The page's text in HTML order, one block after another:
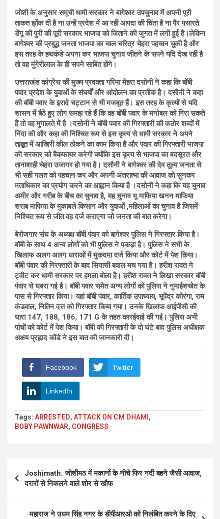
जोशी के अनुसार समूची धामी सरकार ने बागेश्वर उपचुनाव में अपनी पूरी
ताकत झोंक दी है ना उन्हें प्रदेश में आ रही आपदा की चिंता है ना पैर पसारते
डेंगू की पुरी की पूरी सरकार भाजपा को जिताने की जुगत में लगी हुई है।लेकिन
बागेश्वर की प्रबुद्ध जनता भाजपा का चाल चरित्र चेहरा पहचान चुकी है और
इस तरह के हथकंडे अपना कर भाजपा चुनाव जीतने के सपने यदि देख रही है
तो वह मुंगेरीलाल के ही सपने साबित होंगे।
उत्तराखंड कांग्रेस की मुख्य प्रवक्ता गरिमा मेहरा दसोनी ने कहा कि बॉबी
पवार प्रदेश के युवाओं के संघर्षों और आंदोलन का प्रतीक है। दसौनी ने कहा
की बॉबी पवार के इरादे चट्टान से भी मजबूत हैं। इस तरह के कृत्यों से यदि
शासन में बैठे हुए लोग समझ रहे हैं कि वह बॉबी पवार के मनोबल को गिरा सकते
हैं तो वह मुगालते में है ।दसोनी ने बॉबी पवार की गिरफ्तारी की कठोर शब्दों में
निंदा की और कहा की निश्चित रूप से इस कृत्य से धामी सरकार ने अपने
ताबूत में आखिरी कील ठोकने का काम किया है और पवार की गिरफ्तारी भाजपा
की सरकार को बैकफायर करेगी क्योंकि इस कृत्य से भाजपा का बदसूरत और
तानाशाही चेहरा उजागर हो गया है। दसौनी ने बागेश्वर की देव तुल्य जनता से
भी सही गलत को पहचान कर और अपनी अंतरात्मा की आवाज को सुनकर
मताधिकार का प्रयोग करने का आह्वान किया है ।दसोनी ने कहा कि यह चुनाव
अमीर और गरीब के बीच का चुनाव है, यह चुनाव भू माफिया खनन माफिया
शराब माफिया के मुकाबले किसान और युवाओं ,महिलाओं का चुनाव है जिसमें
निश्चित रूप से जीत वह दर्ज कराएगा जो जनता की बात करेगा।
बेरोजगार संघ के अध्यक्ष बॉबी पंवार को बागेश्वर पुलिस ने गिरफ्तार किया है।
बॉबी के साथ 4 अन्य लोगों को भी पुलिस ने पकड़ा है। पुलिस ने सभी के
खिलाफ अलग अलग धाराओं में मुकदमा दर्ज किया और कोर्ट में पेश किया।
बॉबी पंवार की गिरफ्तारी के बाद सियासी बवाल मच गया है। हरीश रावत ने
ट्वीट कर धामी सरकार पर हमला बोला है। हरीश रावत ने लिखा सरकार बॉबी
पंवार से घबरा गई है। बॉबी पवार समेत अन्य लोगों को पुलिस ने नुमाईशखेत के
पास से गिरफ्तार किया। यहां बॉबी पंवार, कार्तिक उपाध्याय, भूपेंद्र कोरंगा, राम
कंडवाल, नितिन दत्त को गिरफ्तार किया गया। उनके खिलाफ आईपीसी की
धारा 147, 188, 186, 171 G के तहत कारईवाई की गई। पुलिस अभी
पांचों को कोर्ट में पेश किया। बॉबी की गिरफ्तारी के दो घंटे बाद पुलिस अधीक्षक
अक्षय प्रह्लाद कोंडे ने इस बात की जानकारी दी।
Facebook Twitter
LinkedIn
Tags: ARRESTED, ATTACK ON CM DHAMI ,
BOBY PAWNWAR, CONGRESS
navigation
Joshimath: जोशीमठ में मकानों के नीचे फिर नदी बहने जैसी आवाज,
दरारों से निकलने वाले शोर से खौफ
महाराज ने उधम सिंह नगर के डीपीआरओ को निलंबित करने के दिए